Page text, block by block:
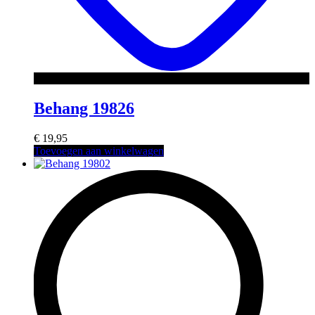
Behang 19826
€ 19,95
Toevoegen aan winkelwagen